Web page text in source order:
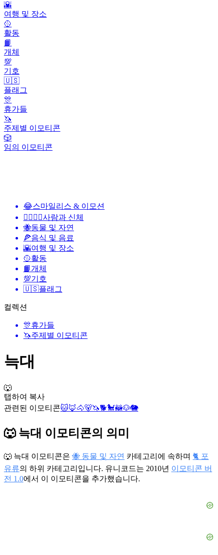
🌇
여행 및 장소
🥎
활동
📙
개체
💯
기호
🇺🇸
플래그
🎊
휴가들
🦄
주제별 이모티콘
🎲
임의 이모티콘
😂스마일리스 & 이모션
👩‍❤️‍💋‍👨사람과 신체
🐝동물 및 자연
🍕음식 및 음료
🌇여행 및 장소
🥎활동
📙개체
💯기호
🇺🇸플래그
컬렉션
🎊휴가들
🦄주제별 이모티콘
늑대
🐺
탭하여 복사
관련된 이모티콘🐱🦊🐴🐻🦄🐕🐩🦝🐶🐘
🐺 늑대 이모티콘의 의미
🐺 늑대 이모티콘은 🐝 동물 및 자연 카테고리에 속하며 🐈 포
유류의 하위 카테고리입니다. 유니코드는 2010년 이모티콘 버
전 1.0에서 이 이모티콘을 추가했습니다.